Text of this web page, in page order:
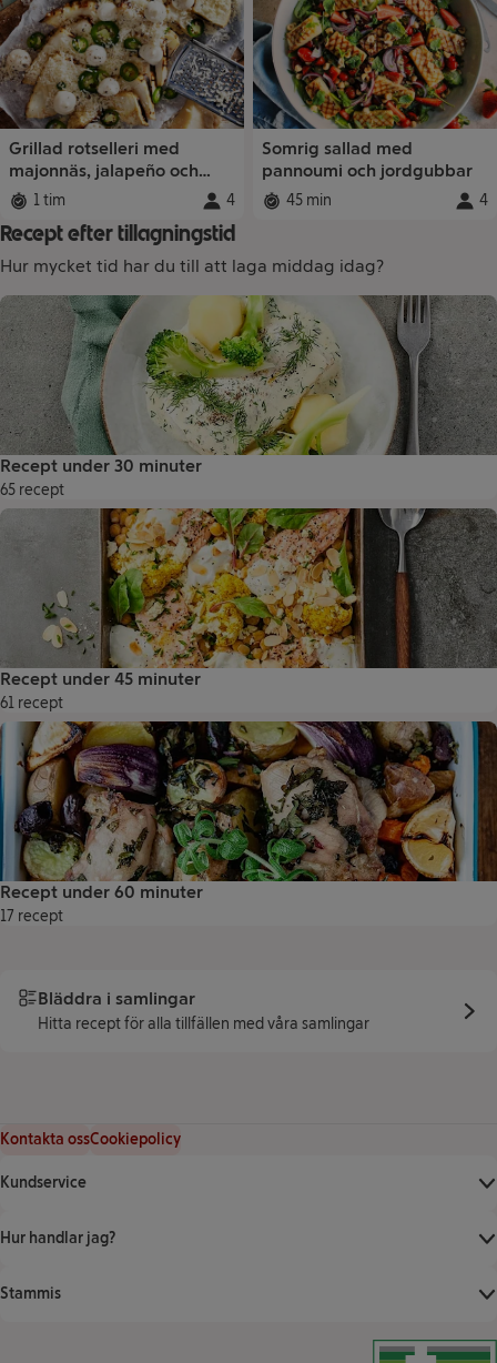
Grillad rotselleri med
majonnäs, jalapeño och
parmesan
Total tid
1 tim Portioner:
4
Somrig sallad med
pannoumi och jordgubbar
Total tid:
45 min 4
Recept efter tillagningstid
Hur mycket tid har du till att laga middag idag?
Receptsamlingar
Recept under 30 minuter
65 recept
Recept under 45 minuter
61 recept
Recept under 60 minuter
17 recept
Bläddra i samlingar
Hitta recept för alla tillfällen med våra samlingar
Kontakta ossCookiepolicy
Kundservice
Hur handlar jag?
Stammis
Klicka för att